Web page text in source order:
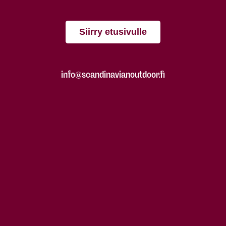
Siirry etusivulle
info@scandinavianoutdoor.fi